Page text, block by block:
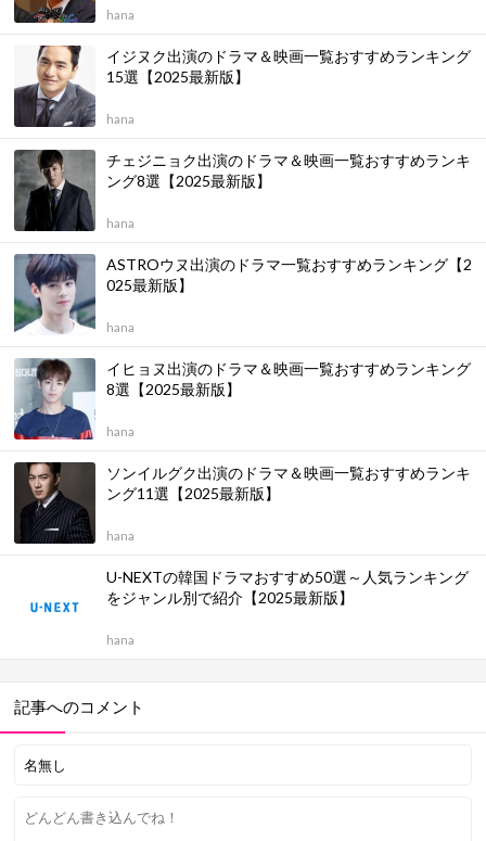
hana
イジヌク出演のドラマ＆映画一覧おすすめランキング
15選【2025最新版】
hana
チェジニョク出演のドラマ＆映画一覧おすすめランキ
ング8選【2025最新版】
hana
ASTROウヌ出演のドラマ一覧おすすめランキング【2
025最新版】
hana
イヒョヌ出演のドラマ＆映画一覧おすすめランキング
8選【2025最新版】
hana
ソンイルグク出演のドラマ＆映画一覧おすすめランキ
ング11選【2025最新版】
hana
U-NEXTの韓国ドラマおすすめ50選～人気ランキング
をジャンル別で紹介【2025最新版】
hana
記事へのコメント